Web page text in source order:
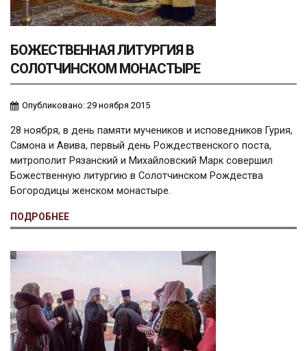
БОЖЕСТВЕННАЯ ЛИТУРГИЯ В
СОЛОТЧИНСКОМ МОНАСТЫРЕ
Опубликовано: 29 ноября 2015
28 ноября, в день памяти мучеников и исповедников Гурия,
Самона и Авива, первый день Рождественского поста,
митрополит Рязанский и Михайловский Марк совершил
Божественную литургию в Солотчинском Рождества
Богородицы женском монастыре.
ПОДРОБНЕЕ